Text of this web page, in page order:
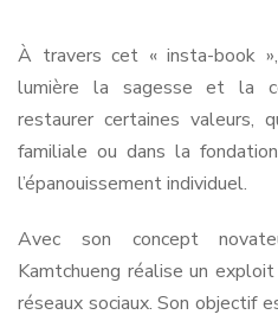
À travers cet « insta-book
lumière la sagesse et la
restaurer certaines valeurs,
familiale ou dans la
l’épanouissement individuel.
Avec son concept
Kamtchueng réalise un
réseaux sociaux. Son objectif